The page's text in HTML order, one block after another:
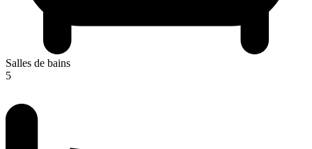
Salles de bains
5